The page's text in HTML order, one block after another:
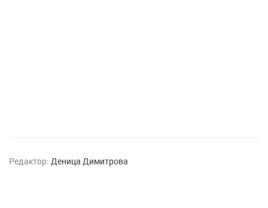
Редактор: Деница Димитрова